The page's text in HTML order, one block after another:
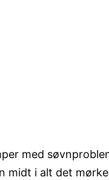
med
midt i alt det